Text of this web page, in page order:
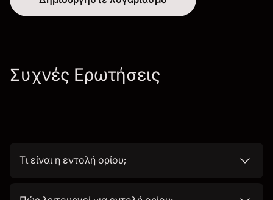
Συχνές Ερωτήσεις
Τι είναι η εντολή ορίου;